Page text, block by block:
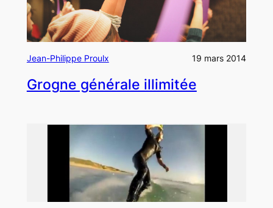
Jean-Philippe Proulx 19 mars 2014
Grogne générale illimitée